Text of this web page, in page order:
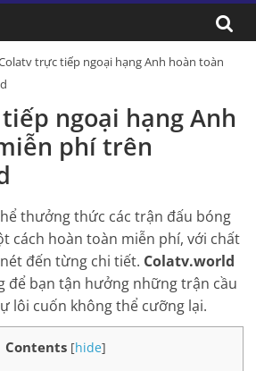
trực tiếp ngoại hạng Anh hoàn toàn
ngoại hạng Anh
phí trên
thưởng thức các trận đấu bóng
cách hoàn toàn miễn phí, với chất
đến từng chi tiết. Colatv.world
để bạn tận hưởng những trận cầu
lôi cuốn không thể cưỡng lại.
Contents [hide]